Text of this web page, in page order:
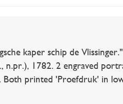
kaper schip de
1782. 2 engraved
Both printed 'Proefdruk' in